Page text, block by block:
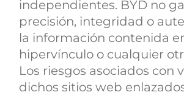
independientes. BYD no
precisión, integridad o
la información contenida
hipervínculo o cualquier
Los riesgos asociados con
dichos sitios web